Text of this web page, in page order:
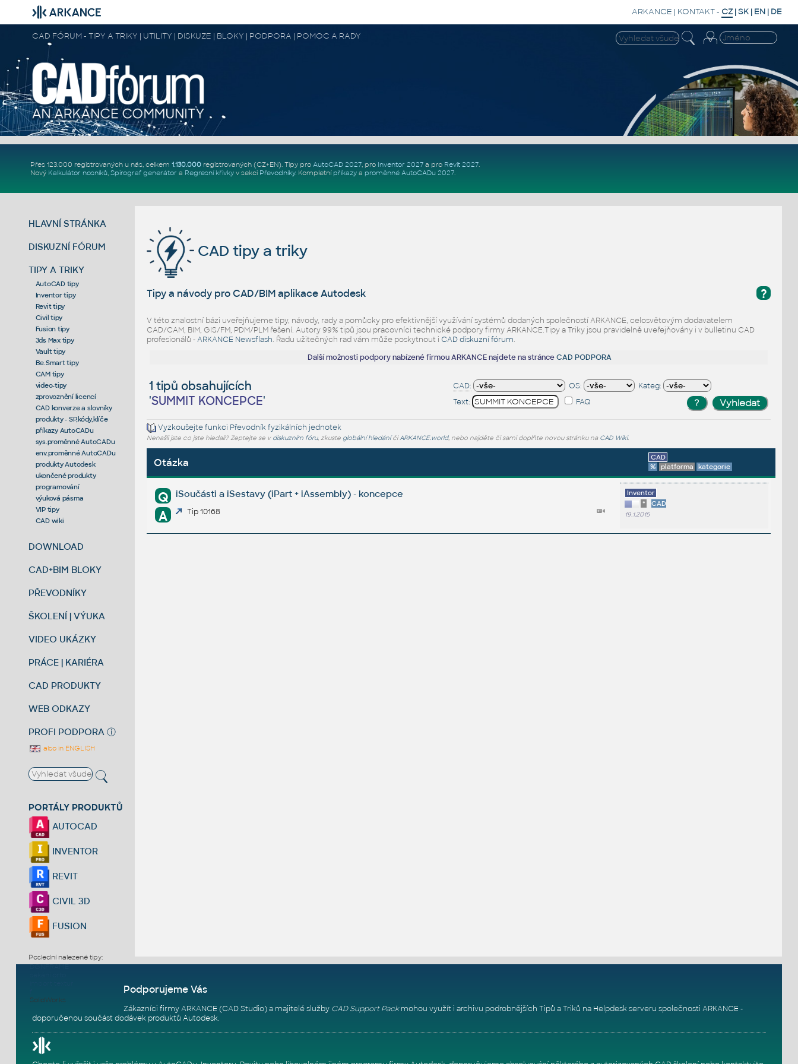
ARKANCE | KONTAKT- CZ |SK | EN | DE
CAD FÓRUM - TIPY A TRIKY | UTILITY | DISKUZE | BLOKY | PODPORA | POMOC A RADY
Přes 123.000 registrovaných u nás, celkem 1.130.000registrovaných (CZ+EN). Tipy pro AutoCAD 2027, pro Inventor 2027a pro Revit 2027.
Nový Kalkulátor nosníků, Spirograf generátor a Regresní křivkyv sekci Převodníky. Kompletní příkazya proměnné AutoCADu 2027.
HLAVNÍ STRÁNKA
DISKUZNÍ FÓRUM
TIPY A TRIKY
AutoCAD tipy
Inventor tipy
Revit tipy
Civil tipy
Fusion tipy
3ds Max tipy
Vault tipy
Be.Smart tipy
CAM tipy
video-tipy
zprovoznění licencí
CAD konverze a slovníky
produkty - SP,kódy,klíče
příkazy AutoCADu
sys.proměnné AutoCADu
env.proměnné AutoCADu
produkty Autodesk
ukončené produkty
programování
výuková pásma
VIP tipy
CAD wiki
DOWNLOAD
CAD+BIM BLOKY
PŘEVODNÍKY
ŠKOLENÍ | VÝUKA
VIDEO UKÁZKY
PRÁCE | KARIÉRA
CAD PRODUKTY
WEB ODKAZY
PROFI PODPORA ⓘ
also in ENGLISH
PORTÁLY PRODUKTŮ
AUTOCAD
INVENTOR
REVIT
CIVIL 3D
FUSION
Poslední nalezené tipy:
DGNFRAME
SolidWorks
CAD tipy a triky
?
Tipy a návody pro CAD/BIM aplikace Autodesk
V této znalostní bázi uveřejňujeme tipy, návody, rady a pomůcky pro efektivnější využívání systémů dodaných společností ARKANCE, celosvětovým dodavatelem
CAD/CAM, BIM, GIS/FM, PDM/PLM řešení. Autory 99% tipů jsou pracovníci technické podpory firmy ARKANCE.Tipy a Triky jsou pravidelně uveřejňovány i v bulletinu CAD
profesionálů -ARKANCE Newsflash. Řadu užitečných rad vám může poskytnout i CAD diskuzní fórum.
Další možnosti podpory nabízené firmou ARKANCE najdete na stránceCAD PODPORA
1 tipů obsahujících
'SUMMIT KONCEPCE'
CAD: OS:
Kateg:
Text:
FAQ
Vyzkoušejte funkci Převodník fyzikálních jednotek
Nenašli jste co jste hledali? Zeptejte se v diskuzním fóru, zkuste globální hledáníčiARKANCE.world, nebo najděte či sami doplňte novou stránku na CAD Wiki.
Otázka
CAD
%
platforma kategorie
Q iSoučásti a iSestavy (iPart + iAssembly) - koncepce
A Tip 10168
Inventor
*
CAD
19.1.2015
Podporujeme Vás
Zákazníci firmy ARKANCE (CAD Studio) a majitelé služby CAD Support Packmohou využít i archivu podrobnějších Tipů a Triků na Helpdesk serveru společnosti ARKANCE -
doporučenou součást dodávek produktů Autodesk.